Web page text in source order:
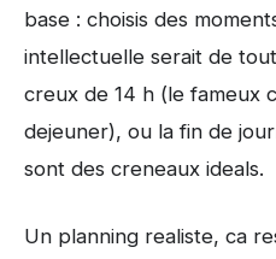
base : choisis des
intellectuelle serait de
creux de 14 h (le fameux
dejeuner), ou la fin de
sont des creneaux ideals.
Un planning realiste, ca